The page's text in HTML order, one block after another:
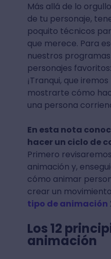
Más allá de lo
de tu personaje,
poquito técnicos
que merece. Para
nuestros
personajes favoritos:
¡Tranqui, que
mostrarte cómo
una persona
En esta nota
hacer un ciclo de
Primero
animación y,
cómo animar
crear un
tipo de animación
Los 12
animación